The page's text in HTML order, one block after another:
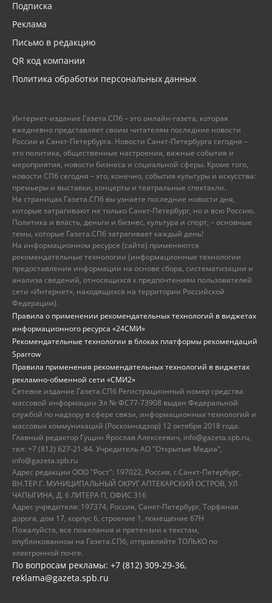
Подписка
Реклама
Письмо в редакцию
QR код компании
Политика обработки персональных данных
Интернет-издание Газета.СПб – это онлайн-газета, которая
ежедневно представляет своим читателям последние новости
России и Санкт-Петербурга. Новости Санкт-Петербурга сегодня –
это политика, общественные настроения, важные события и
мероприятия, новости бизнеса и социальной сферы. Кроме того,
новости СПб сегодня – это, конечно, события культуры и искусства:
премьеры и выставки, концерты и театральные спектакли.
На страницах Газета.СПб вы узнаете последние новости дня,
которые затрагивают не только Санкт-Петербург, но и всю Россию.
Политика и власть, деньги и бизнес, культура и спорт, – основные
темы, которые Газета.СПб затрагивает каждый день!
На информационном ресурсе (сайте) применяются
рекомендательные технологии (информационные технологии
предоставления информации на основе сбора, систематизации и
анализа сведений, относящихся к предпочтениям пользователей
сети «Интернет», находящихся на территории Российской
Федерации).
Правила о применении рекомендательных технологий в виджетах
информационного ресурса «24СМИ»
Рекомендательные технологии в блоках платформы рекомендаций
Sparrow
Правила применения рекомендательных технологий в виджетах
рекламно-обменной сети «СМИ2»
Сетевое издание Газета.СПб Регистрационный номер средства
массовой информации Эл № ФС77-73908 выдан Федеральной
службой по надзору в сфере связи, информационных технологий и
массовых коммуникаций (Роскомнадзор) 12 октября 2018 года.
Главный редактор Гущин Ярослав Алексеевич, info@gazeta.spb.ru,
тел: +7 (812) 627-21-84. Учредитель АО "Открытые Медиа",
info@gazeta.spb.ru
Адрес редакции ООО "Рост": 197022, Россия, г.Санкт-Петербург,
ВН.ТЕР.Г. МУНИЦИПАЛЬНЫЙ ОКРУГ АПТЕКАРСКИЙ ОСТРОВ, УЛ
ЧАПЫГИНА, Д. 6 ЛИТЕРА П, ОФИС 316
Адрес учредителя: 197374, Россия, Санкт-Петербург, Торфяная
дорога, дом 17, корпус 6, строение 1, помещение 67Н
Пожалуйста, все пожелания и претензии к текстам,
опубликованном на Газета.СПб, отправляйте ТОЛЬКО по
электронной почте.
По вопросам рекламы: +7 (812) 309-29-36,
reklama@gazeta.spb.ru